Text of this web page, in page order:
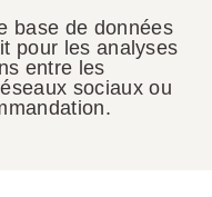
base de données
pour les analyses
entre les
sociaux ou